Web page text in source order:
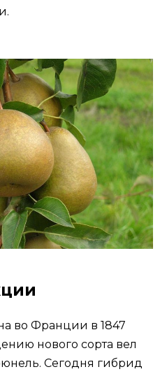
во Франции в 1847
нового сорта вел
Сегодня гибрид